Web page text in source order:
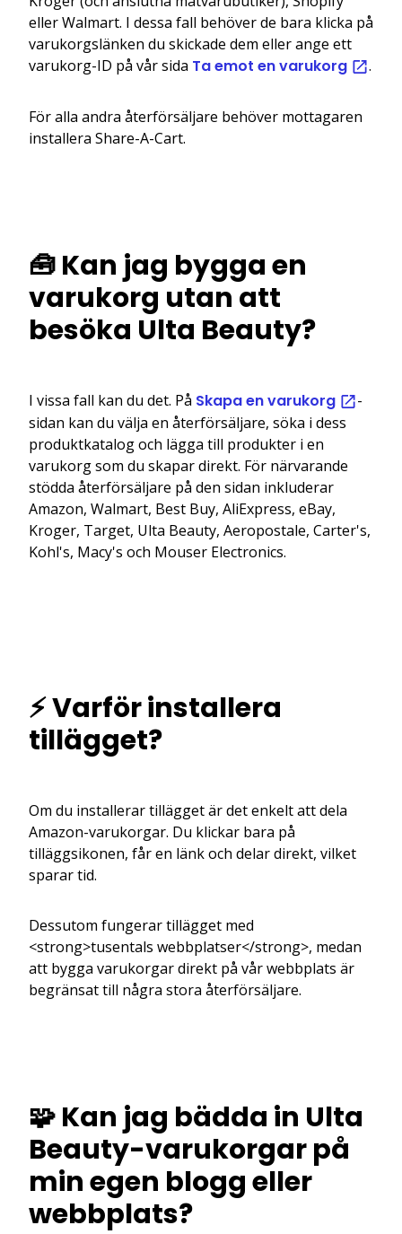
eller Walmart. I dessa fall behöver de bara klicka på
varukorgslänken du skickade dem eller ange ett
varukorg-ID på vår sida Ta emot en varukorg .
För alla andra återförsäljare behöver mottagaren
installera Share-A-Cart.
🧰 Kan jag bygga en
varukorg utan att
besöka Ulta Beauty?
I vissa fall kan du det. På Skapa en varukorg
-
sidan kan du välja en återförsäljare, söka i dess
produktkatalog och lägga till produkter i en
varukorg som du skapar direkt. För närvarande
stödda återförsäljare på den sidan inkluderar
Amazon, Walmart, Best Buy, AliExpress, eBay,
Kroger, Target, Ulta Beauty, Aeropostale, Carter's,
Kohl's, Macy's och Mouser Electronics.
⚡ Varför installera
tillägget?
Om du installerar tillägget är det enkelt att dela
Amazon-varukorgar. Du klickar bara på
tilläggsikonen, får en länk och delar direkt, vilket
sparar tid.
Dessutom fungerar tillägget med
<strong>tusentals webbplatser</strong>, medan
att bygga varukorgar direkt på vår webbplats är
begränsat till några stora återförsäljare.
🧩 Kan jag bädda in Ulta
Beauty-varukorgar på
min egen blogg eller
webbplats?